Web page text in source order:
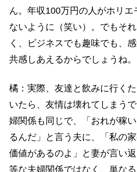
ん。年収100万円の人がホリ
ないように（笑い）。でもそ
く、ビジネスでも趣味でも、
共感しあえるからでしょうね。
橘：実際、友達と飲みに行く
いたら、友情は壊れてしまう
婦関係も同じで、「おれが稼
るんだ」と言う夫に、「私の
価値があるのよ」と妻が言い
等な夫婦関係ではなく、単な